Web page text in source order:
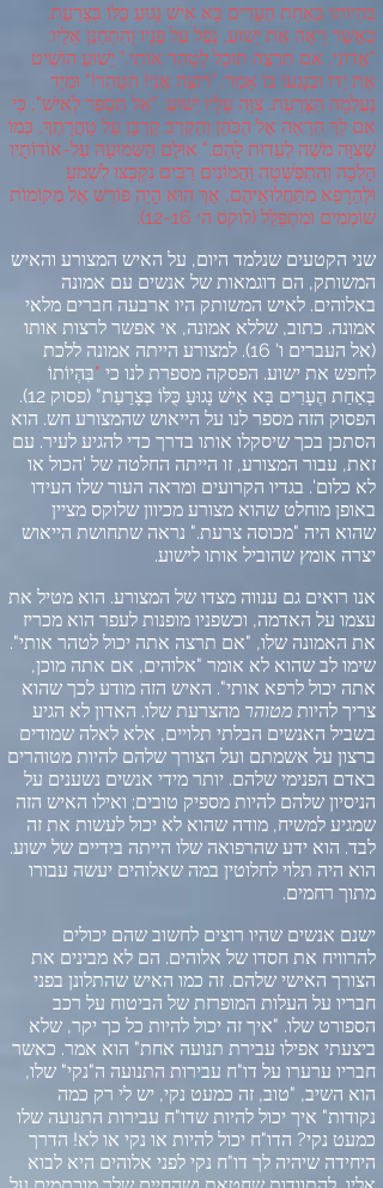
בִּהְיוֹתוֹ בְּאַחַת הֶעָרִים בָּא אִישׁ נָגוּעַ כֻּלּוֹ בְּצָרַעַת.
כַּאֲשֶׁר רָאָה אֶת יֵשׁוּעַ, נָפַל עַל פָּנָיו וְהִתְחַנֵּן אֵלָיו:
"אֲדוֹנִי, אִם תִּרְצֶה תּוּכַל לְטַהֵר אוֹתִי." יֵשׁוּעַ הוֹשִׁיט
אֶת יָדוֹ וּבְנָגְעוֹ בּוֹ אָמַר: "רוֹצֶה אֲנִי! הִטָּהֵר!" וּמִיָּד
נֶעֶלְמָה הַצָּרַעַת. צִוָּה עָלָיו יֵשׁוּעַ: "אַל תְּסַפֵּר לְאִישׁ", כִּי
אִם לֵךְ הֵרָאֵה אֶל הַכֹּהֵן וְהַקְרֵב קָרְבָּן עַל טָהֳרָתְךָ, כְּמוֹ
שֶׁצִּוָּה מֹשֶׁה לְעֵדוּת לָהֶם." אוּלָם הַשְּׁמוּעָה עַל-אוֹדוֹתָיו
הָלְכָה וְהִתְפַּשְּׁטָה וַהֲמוֹנִים רַבִּים נִקְבְּצוּ לִשְׁמֹעַ
וּלְהֵרָפֵא מִתַּחֲלוּאֵיהֶם, אַךְ הוּא הָיָה פּוֹרֵשׁ אֶל מְקוֹמוֹת
שׁוֹמְמִים וּמִתְפַּלֵּל (לוקס ה׳ 12-16).
שני הקטעים שנלמד היום, על האיש המצורע והאיש
המשותק, הם דוגמאות של אנשים עם אמונה
באלוהים. לאיש המשותק היו ארבעה חברים מלאי
אמונה. כתוב, שללא אמונה, אי אפשר לרצות אותו
(אל העברים ו' 16).
למצורע הייתה אמונה ללכת
לחפש את ישוע. הפסקה מספרת לנו כי "בִּהְיוֹתוֹ
בְּאַחַת הֶעָרִים בָּא אִישׁ נָגוּעַ כֻּלּוֹ בְּצָרַעַת" (פסוק 12).
הפסוק הזה מספר לנו על הייאוש שהמצורע חש. הוא
הסתכן בכך שיסקלו אותו בדרך כדי להגיע לעיר. עם
זאת, עבור המצורע, זו הייתה החלטה של 'הכול או
לא כלום'. בגדיו הקרועים ומראה העור שלו העידו
באופן מוחלט שהוא מצורע מכיוון שלוקס מציין
שהוא היה "מכוסה צרעת." נראה שתחושת הייאוש
יצרה אומץ שהוביל אותו לישוע.
אנו רואים גם ענווה מצדו של המצורע. הוא מטיל את
עצמו על האדמה, וכשפניו מופנות לעפר הוא מכריז
את האמונה שלו, "אם תרצה אתה יכול לטהר אותי".
שימו לב שהוא לא אומר "אלוהים, אם אתה מוכן,
אתה יכול לרפא אותי". האיש הזה מודע לכך שהוא
צריך להיות מטוהר מהצרעת שלו. האדון לא הגיע
בשביל האנשים הבלתי תלויים, אלא לאלה שמודים
ברצון על אשמתם ועל הצורך שלהם להיות מטוהרים
באדם הפנימי שלהם. יותר מידי אנשים נשענים על
הניסיון שלהם להיות מספיק טובים; ואילו האיש הזה
שמגיע למשיח, מודה שהוא לא יכול לעשות את זה
לבד. הוא ידע שהרפואה שלו הייתה בידיים של ישוע.
הוא היה תלוי לחלוטין במה שאלוהים יעשה עבורו
מתוך רחמים.
ישנם אנשים שהיו רוצים לחשוב שהם יכולים
להרוויח את חסדו של אלוהים. הם לא מבינים את
הצורך האישי שלהם. זה כמו האיש שהתלונן בפני
חבריו על העלות המופרזת של הביטוח על רכב
הספורט שלו. "איך זה יכול להיות כל כך יקר, שלא
ביצעתי אפילו עבירת תנועה אחת" הוא אמר. כאשר
חבריו ערערו על דו"ח עבירות התנועה ה"נקי" שלו,
הוא השיב, "טוב, זה כמעט נקי, יש לי רק כמה
נקודות" איך יכול להיות שדו"ח עבירות התנועה שלו
כמעט נקי? הדו"ח יכול להיות או נקי או לא! הדרך
היחידה שיהיה לך דו"ח נקי לפני אלוהים היא לבוא